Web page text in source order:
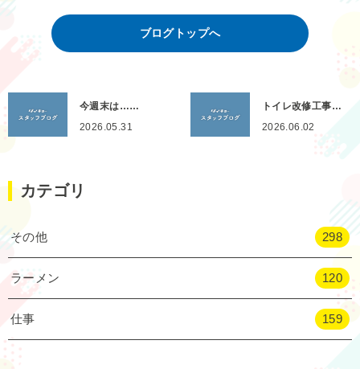
ブログトップへ
今週末は……
2026.05.31
トイレ改修工事…
2026.06.02
カテゴリ
その他 298
ラーメン 120
仕事 159